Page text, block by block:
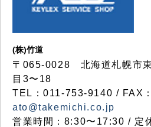
(株)竹道
〒065-0028 北海道札幌市
目3〜18
TEL：011-753-9140 / FAX
ato@takemichi.co.jp
営業時間：8:30〜17:30 / 定